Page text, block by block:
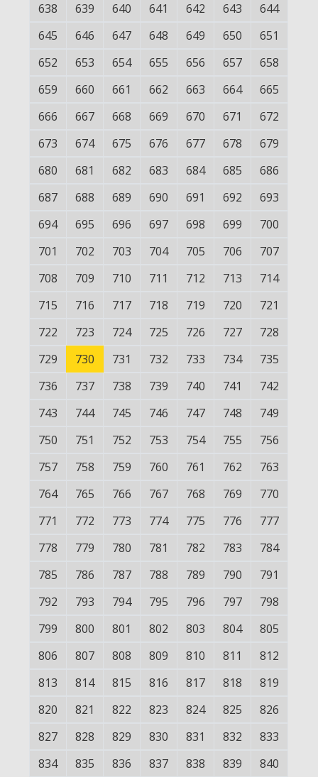
638
639 640 641 642 643
644
645
646 647 648 649 650
651
652
653 654 655 656 657
658
659
660 661 662 663 664
665
666
667 668 669 670 671
672
673
674 675 676 677 678
679
680
681 682 683 684 685
686
687
688 689 690 691 692
693
694
695 696 697 698 699
700
701
702 703 704 705 706
707
708
709 710 711 712 713
714
715
716 717 718 719 720
721
722
723 724 725 726 727
728
729
730 731 732 733 734
735
736
737 738 739 740 741
742
743
744 745 746 747 748
749
750
751 752 753 754 755
756
757
758 759 760 761 762
763
764
765 766 767 768 769
770
771
772 773 774 775 776
777
778
779 780 781 782 783
784
785
786 787 788 789 790
791
792
793 794 795 796 797
798
799
800 801 802 803 804
805
806
807 808 809 810 811
812
813
814 815 816 817 818
819
820
821 822 823 824 825
826
827
828 829 830 831 832
833
834
835 836 837 838 839 840